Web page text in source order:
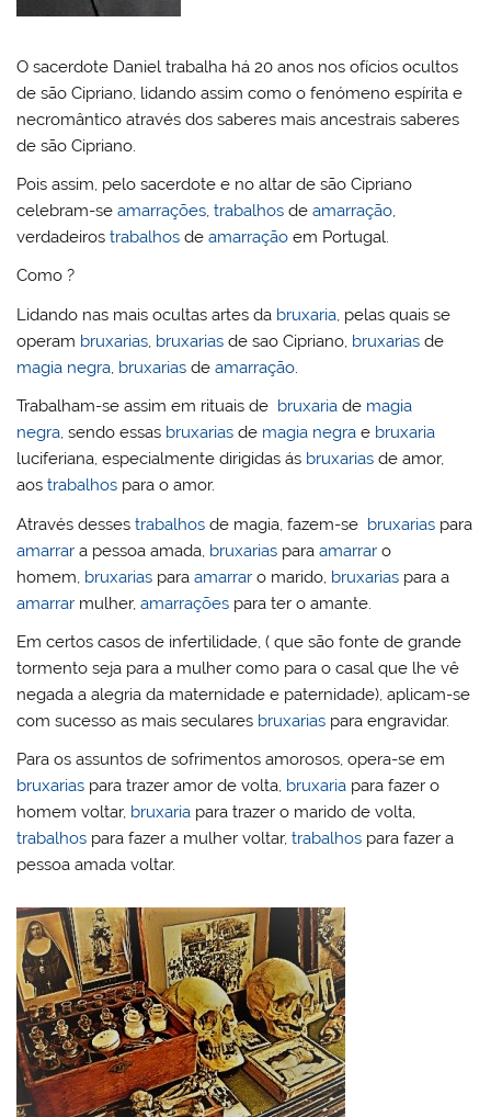
O sacerdote Daniel trabalha há 20 anos nos ofícios ocultos
de são Cipriano, lidando assim como o fenómeno espírita e
necromântico através dos saberes mais ancestrais saberes
de são Cipriano.
Pois assim, pelo sacerdote e no altar de são Cipriano
celebram-seamarrações,trabalhos deamarração,
verdadeirostrabalhos deamarração em Portugal.
Como ?
Lidando nas mais ocultas artes da bruxaria, pelas quais se
operam bruxarias, bruxarias de sao Cipriano, bruxarias de
magia negra, bruxarias deamarração.
Trabalham-se assim em rituais de bruxaria de magia
negra, sendo essas bruxarias de magia negra e bruxaria
luciferiana, especialmente dirigidas ás bruxarias de amor,
aostrabalhos para o amor.
Através dessestrabalhos de magia, fazem-se bruxarias para
amarrar a pessoa amada, bruxarias paraamarrar o
homem, bruxarias paraamarrar o marido, bruxarias para a
amarrar mulher,amarrações para ter o amante.
Em certos casos de infertilidade, ( que são fonte de grande
tormento seja para a mulher como para o casal que lhe vê
negada a alegria da maternidade e paternidade), aplicam-se
com sucesso as mais seculares bruxarias para engravidar.
Para os assuntos de sofrimentos amorosos, opera-se em
bruxarias para trazer amor de volta, bruxaria para fazer o
homem voltar, bruxaria para trazer o marido de volta,
trabalhos para fazer a mulher voltar,trabalhos para fazer a
pessoa amada voltar.